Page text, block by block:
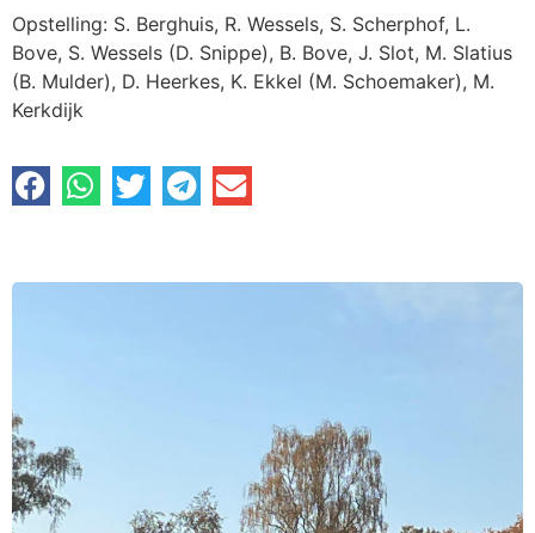
Opstelling: S. Berghuis, R. Wessels, S. Scherphof, L.
Bove, S. Wessels (D. Snippe), B. Bove, J. Slot, M. Slatius
(B. Mulder), D. Heerkes, K. Ekkel (M. Schoemaker), M.
Kerkdijk